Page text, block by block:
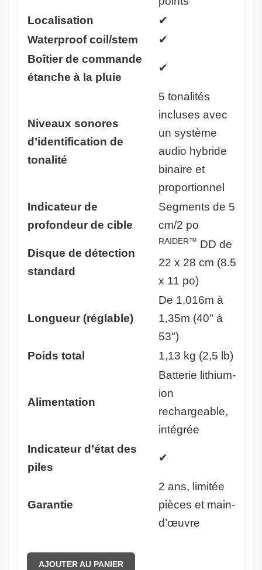
Localisation
✔
Waterproof coil/stem
✔
Boîtier de commande
étanche à la pluie
✔
Niveaux sonores
d’identification de
tonalité
5 tonalités
incluses avec
un système
audio hybride
binaire et
proportionnel
Indicateur de
profondeur de cible
Segments de 5
cm/2 po
Disque de détection
standard
RAIDER™ DD de
22 x 28 cm (8.5
x 11 po)
Longueur (réglable)
De 1,016m à
1,35m (40" à
53")
Poids total
1,13 kg (2,5 lb)
Alimentation
Batterie lithium-
ion
rechargeable,
intégrée
Indicateur d’état des
piles
✔
Garantie
2 ans, limitée
pièces et main-
d’œuvre
AJOUTER AU PANIER